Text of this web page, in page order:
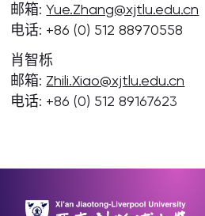
邮箱:Yue.Zhang@xjtlu.edu.cn
电话: +86 (0) 512 88970558
肖智栎
邮箱: Zhili.Xiao@xjtlu.edu.cn
电话: +86 (0) 512 89167623